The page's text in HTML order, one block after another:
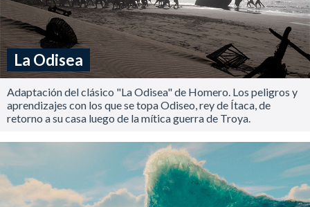
La Odisea
Adaptación del clásico "La Odisea" de Homero. Los peligros y
aprendizajes con los que se topa Odiseo, rey de Ítaca, de
retorno a su casa luego de la mítica guerra de Troya.